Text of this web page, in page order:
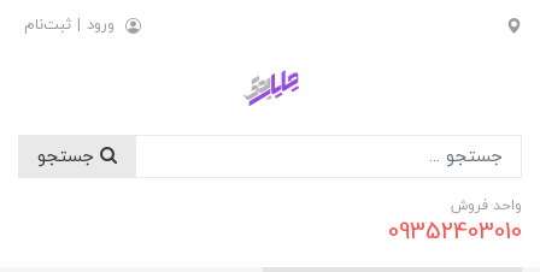
ورود | ثبت‌نام
واحد فروش
09352403010